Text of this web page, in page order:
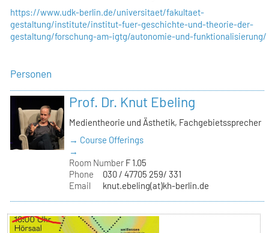
https://www.udk-berlin.de/universitaet/fakultaet-
gestaltung/institute/institut-fuer-geschichte-und-theorie-der-
gestaltung/forschung-am-igtg/autonomie-und-funktionalisierung/
Personen
Prof. Dr. Knut Ebeling
Medientheorie und Ästhetik, Fachgebietssprecher
→ Course Offerings
→
Room Number F 1.05
Phone
030 / 47705 259/ 331
Email
knut.ebeling(at)kh-berlin.de